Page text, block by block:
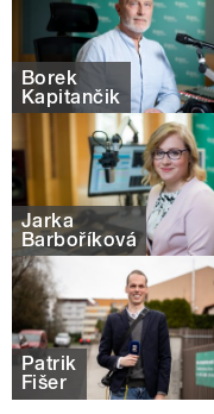
Borek
Kapitančik
Jarka
Barboříková
Patrik
Fišer